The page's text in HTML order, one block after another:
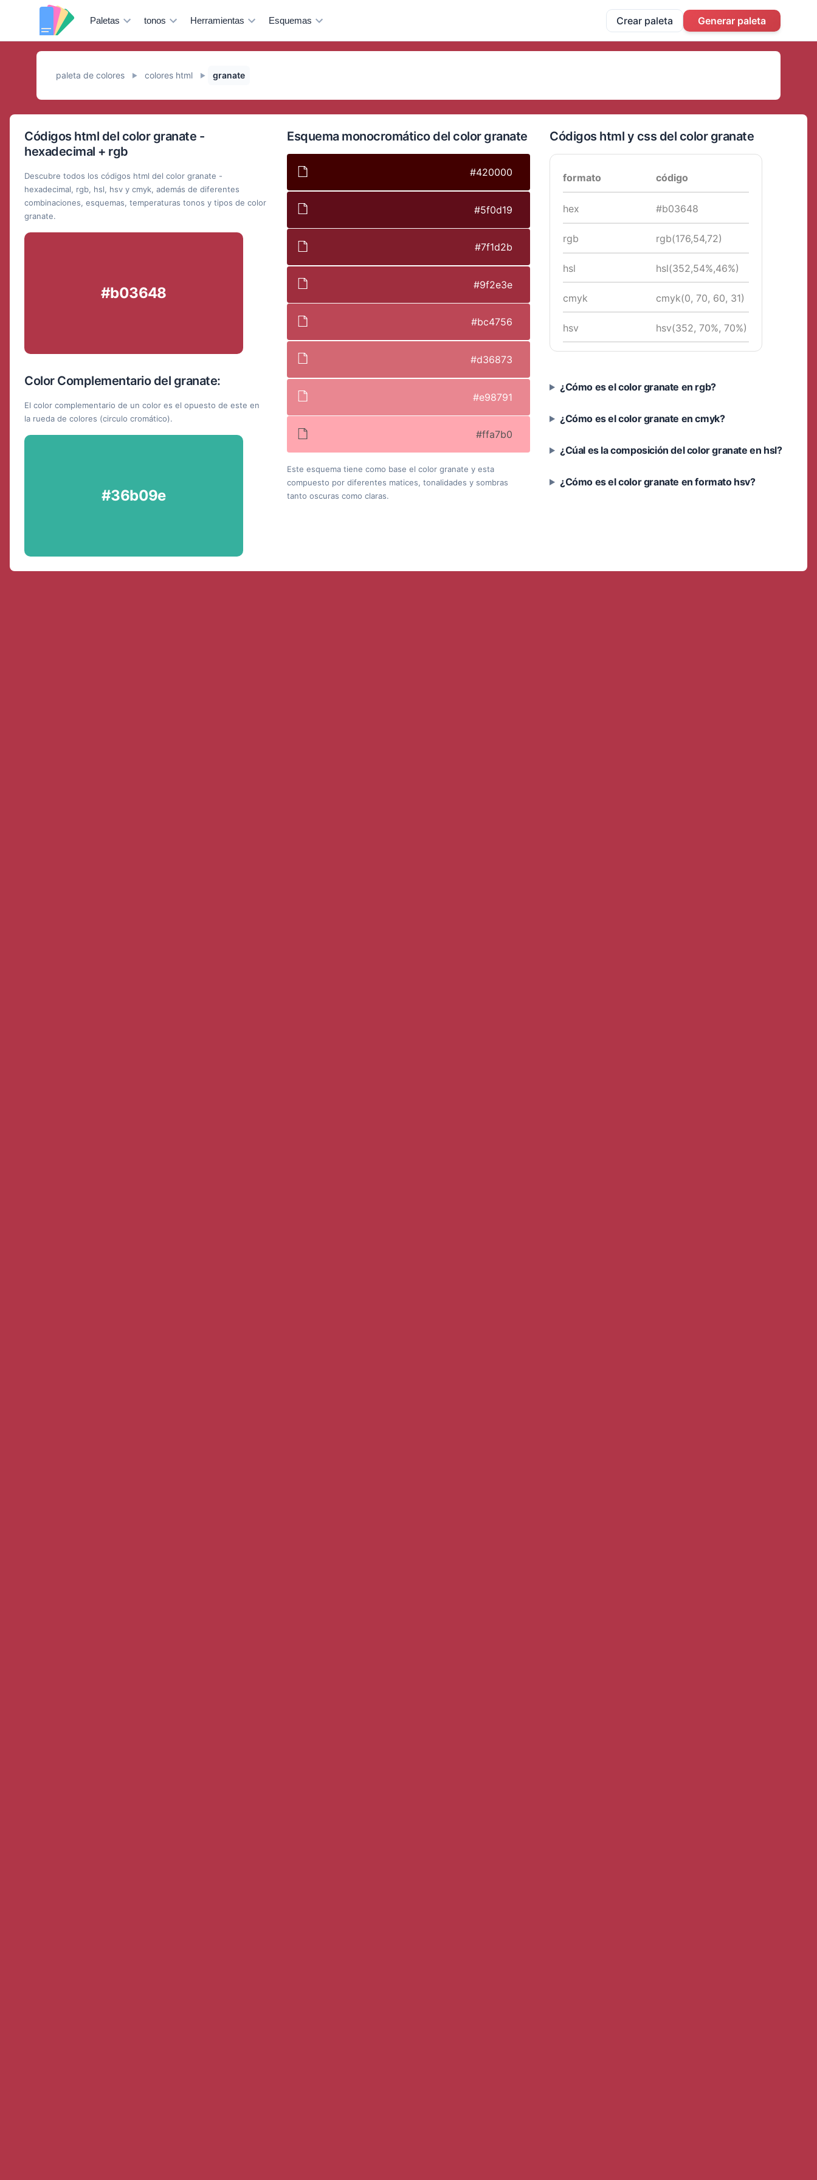
Paletas tonos Herramientas Esquemas Crear paleta Generar paleta
paleta de colores ► colores html ► granate
Códigos html del color granate -
hexadecimal + rgb
Descubre todos los códigos html del color granate -
hexadecimal, rgb, hsl, hsv y cmyk, además de diferentes
combinaciones, esquemas, temperaturas tonos y tipos de color
granate.
#b03648
Color Complementario del granate:
El color complementario de un color es el opuesto de este en
la rueda de colores (circulo cromático).
#36b09e
Esquema monocromático del color granate
#420000
#5f0d19
#7f1d2b
#9f2e3e
#bc4756
#d36873
#e98791
#ffa7b0
Este esquema tiene como base el color granate y esta
compuesto por diferentes matices, tonalidades y sombras
tanto oscuras como claras.
Códigos html y css del color granate
formato código
hex #b03648
rgb rgb(176,54,72)
hsl hsl(352,54%,46%)
cmyk cmyk(0, 70, 60, 31)
hsv hsv(352, 70%, 70%)
¿Cómo es el color granate en rgb?
¿Cómo es el color granate en cmyk?
¿Cúal es la composición del color granate en hsl?
¿Cómo es el color granate en formato hsv?